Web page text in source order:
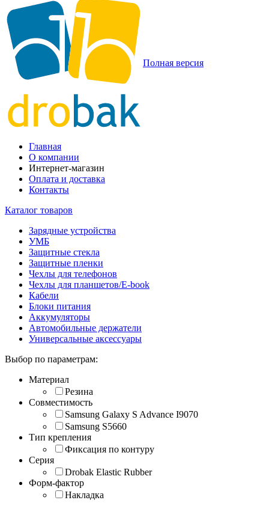
Полная версия
Главная
О компании
Интернет-магазин
Оплата и доставка
Контакты
Каталог товаров
Зарядные устройства
УМБ
Защитные стекла
Защитные пленки
Чехлы для телефонов
Чехлы для планшетов/E-book
Кабели
Блоки питания
Аккумуляторы
Автомобильные держатели
Универсальные аксессуары
Выбор по параметрам:
Материал
Резина
Совместимость
Samsung Galaxy S Advance I9070
Samsung S5660
Тип крепления
Фиксация по контуру
Серия
Drobak Elastic Rubber
Форм-фактор
Накладка